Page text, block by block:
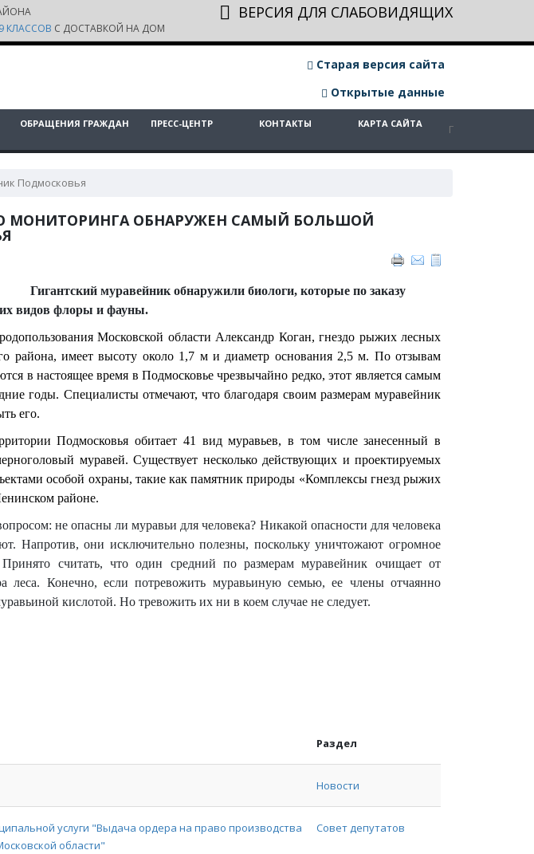
ВЕРСИЯ ДЛЯ СЛАБОВИДЯЩИХ
КЛАССОВ С ДОСТАВКОЙ НА ДОМ
Старая версия сайта
Открытые данные
ОБРАЩЕНИЯ ГРАЖДАН ПРЕСС-ЦЕНТР КОНТАКТЫ КАРТА САЙТА
Подмосковья
МОНИТОРИНГА ОБНАРУЖЕН САМЫЙ БОЛЬШОЙ
Гигантский муравейник обнаружили биологи, которые по заказу
видов флоры и фауны.
Московской области Александр Коган, гнездо рыжих лесных
района, имеет высоту около 1,7 м и диаметр основания 2,5 м. По отзывам
в настоящее время в Подмосковье чрезвычайно редко, этот является самым
годы. Специалисты отмечают, что благодаря своим размерам муравейник
его.
Подмосковья обитает 41 вид муравьев, в том числе занесенный в
муравей. Существует несколько действующих и проектируемых
особой охраны, такие как памятник природы «Комплексы гнезд рыжих
районе.
не опасны ли муравьи для человека? Никакой опасности для человека
Напротив, они исключительно полезны, поскольку уничтожают огромное
считать, что один средний по размерам муравейник очищает от
леса. Конечно, если потревожить муравьиную семью, ее члены отчаянно
кислотой. Но тревожить их ни в коем случае не следует.
Раздел
Новости
услуги "Выдача ордера на право производства
области"
Совет депутатов